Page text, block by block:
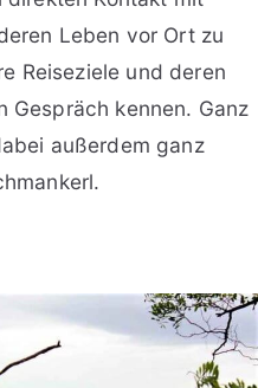
Leben vor Ort zu
Reiseziele und deren
Gespräch kennen. Ganz
außerdem ganz